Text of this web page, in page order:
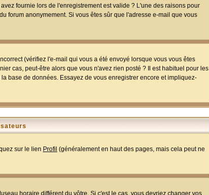
fournie lors de l'enregistrement est valide ? L'une des raisons pour
forum anonymement. Si vous êtes sûr que l'adresse e-mail que vous
(vérifiez l'e-mail qui vous a été envoyé lorsque vous vous êtes
cas, peut-être alors que vous n'avez rien posté ? Il est habituel pour les
base de données. Essayez de vous enregistrer encore et impliquez-
sur le lien Profil (généralement en haut des pages, mais cela peut ne
horaire différent du vôtre. Si c'est le cas, vous devriez changer vos